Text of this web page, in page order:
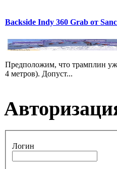
Backside Indy 360 Grab от
Предположим, что трамплин
4 метров). Допуст...
Логин